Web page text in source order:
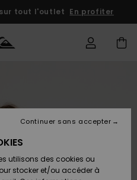
tout l'outlet En profiter
utilisons des cookies ou
stocker et/ou accéder à
Continuer sans accepter